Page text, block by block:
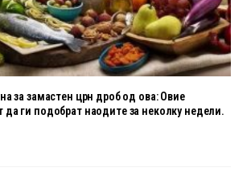
за замастен црн дроб од ова: Овие
ги подобрат наодите за неколку недели.